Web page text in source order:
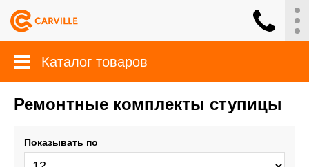
Каталог товаров
Ремонтные комплекты ступицы
Показывать по